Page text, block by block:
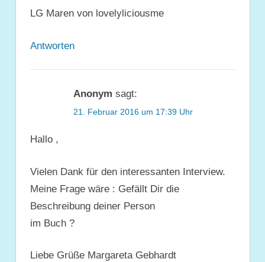
LG Maren von lovelyliciousme
Antworten
Anonym sagt:
21. Februar 2016 um 17:39 Uhr
Hallo ,
Vielen Dank für den interessanten Interview.
Meine Frage wäre : Gefällt Dir die
Beschreibung deiner Person
im Buch ?
Liebe Grüße Margareta Gebhardt